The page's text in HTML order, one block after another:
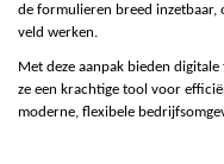
de formulieren breed
veld werken.
Met deze aanpak bieden
ze een krachtige tool voor
moderne, flexibele